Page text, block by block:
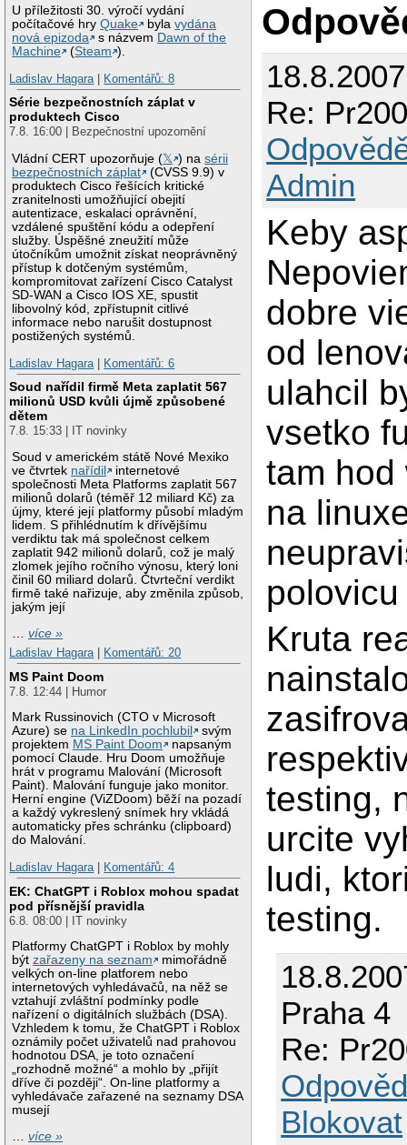
U příležitosti 30. výročí vydání
počítačové hryQuake bylavydána
nová epizoda
s názvem Dawn of the
Machine
(Steam ).
Ladislav Hagara | Komentářů: 8
Série bezpečnostních záplat v
produktech Cisco
7.8. 16:00 | Bezpečnostní upozornění
Vládní CERT upozorňuje (𝕏 ) nasérii
bezpečnostních záplat
(CVSS 9.9) v
produktech Cisco řešících kritické
zranitelnosti umožňující obejití
autentizace, eskalaci oprávnění,
vzdálené spuštění kódu a odepření
služby. Úspěšné zneužití může
útočníkům umožnit získat neoprávněný
přístup k dotčeným systémům,
kompromitovat zařízení Cisco Catalyst
SD-WAN a Cisco IOS XE, spustit
libovolný kód, zpřístupnit citlivé
informace nebo narušit dostupnost
postižených systémů.
Ladislav Hagara | Komentářů: 6
Soud nařídil firmě Meta zaplatit 567
milionů USD kvůli újmě způsobené
dětem
7.8. 15:33 | IT novinky
Soud v americkém státě Nové Mexiko
ve čtvrtek nařídil
internetové
společnosti Meta Platforms zaplatit 567
milionů dolarů (téměř 12 miliard Kč) za
újmy, které její platformy působí mladým
lidem. S přihlédnutím k dřívějšímu
verdiktu tak má společnost celkem
zaplatit 942 milionů dolarů, což je malý
zlomek jejího ročního výnosu, který loni
činil 60 miliard dolarů. Čtvrteční verdikt
firmě také nařizuje, aby změnila způsob,
jakým její
…více »
Ladislav Hagara| Komentářů: 20
MS Paint Doom
7.8. 12:44 | Humor
Mark Russinovich (CTO v Microsoft
Azure) se na LinkedIn pochlubil
svým
projektem MS Paint Doom
napsaným
pomocí Claude. Hru Doom umožňuje
hrát v programu Malování (Microsoft
Paint). Malování funguje jako monitor.
Herní engine (ViZDoom) běží na pozadí
a každý vykreslený snímek hry vkládá
automaticky přes schránku (clipboard)
do Malování.
Ladislav Hagara| Komentářů: 4
EK: ChatGPT i Roblox mohou spadat
pod přísnější pravidla
6.8. 08:00 | IT novinky
Platformy ChatGPT i Roblox by mohly
býtzařazeny na seznam
mimořádně
velkých on-line platforem nebo
internetových vyhledávačů, na něž se
vztahují zvláštní podmínky podle
nařízení o digitálních službách (DSA).
Vzhledem k tomu, že ChatGPT i Roblox
oznámily počet uživatelů nad prahovou
hodnotou DSA, je toto označení
„rozhodně možné“ a mohlo by „přijít
dříve či později“. On-line platformy a
vyhledávače zařazené na seznamy DSA
musejí
…více »
Re:
Admin
Keby
dobre
od
ulahcil
vsetko
tam hod
na
Kruta
testing,
urcite
ludi,
testing.
Praha 4
Re:
Blokovat